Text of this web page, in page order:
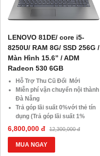
LENOVO 81DE/ core i5-
8250U/ RAM 8G/ SSD 256G /
Màn Hình 15.6” / ADM
Radeon 530 6GB
Hỗ Trợ Thu Cũ Đổi Mới
Miễn phí vận chuyển nội thành
Đà Nẵng
Trả góp lãi suất 0%với thẻ tín
dụng (Trả góp lãi suất 1%
HDsaison - chỉ cần CMND
BLX hoặc hộ khẩu gốc )
Giảm 20%khi nâng cấp Ram-
SSD
6,800,000 đ 12,300,000 đ
MUA NGAY